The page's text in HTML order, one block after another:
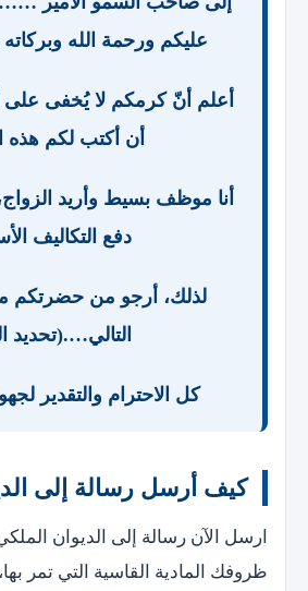
عليكم ورحمة الله
أعلم أنّ كرمكم لا يُخفى على
أن أكتب لكم هذه
أنا موظف بسيط وأريد
دفع التكاليف
لذلك، أرجو من حضرتكم
التالي….(تحديد
كل الاحترام والتقدير
كيف أرسل رسالة إلى
ارسل الآن رسالة إلى الديوان
ظروفك المادية القاسية التي تمر